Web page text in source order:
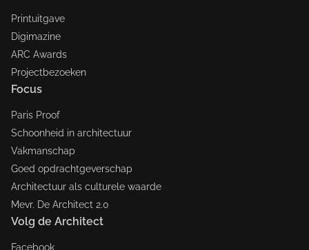
Printuitgave
Digimazine
ARC Awards
Projectbezoeken
Focus
Paris Proof
Schoonheid in architectuur
Vakmanschap
Goed opdrachtgeverschap
Architectuur als culturele waarde
Mevr. De Architect 2.0
Volg de Architect
Facebook